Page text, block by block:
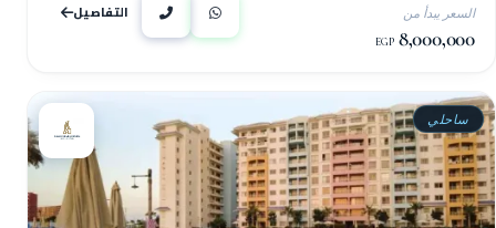
السعر يبدأ من
8,000,000
EGP
التفاصيل
ساحلي